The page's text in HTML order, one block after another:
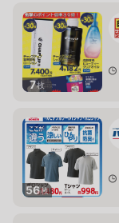
7枚
56枚